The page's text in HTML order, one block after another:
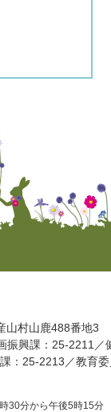
山村山鹿488番地3
振興課：25-2211
：25-2213 教育
30分から午後5時15分